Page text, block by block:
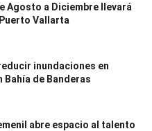
Agosto a Diciembre llevará
Vallarta
inundaciones en
Bahía de Banderas
abre espacio al talento